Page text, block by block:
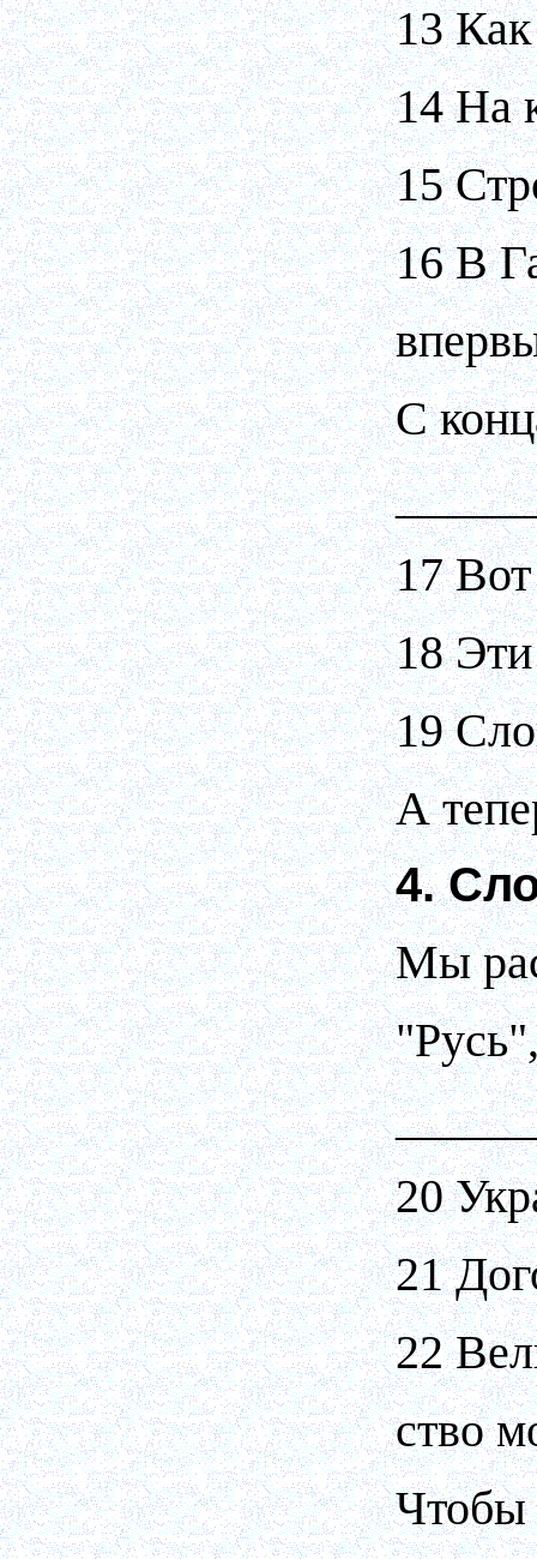
13
14 На
15
16 В
С
17
18
19
А
4.
Мы
20
21
22
ство
Чтобы